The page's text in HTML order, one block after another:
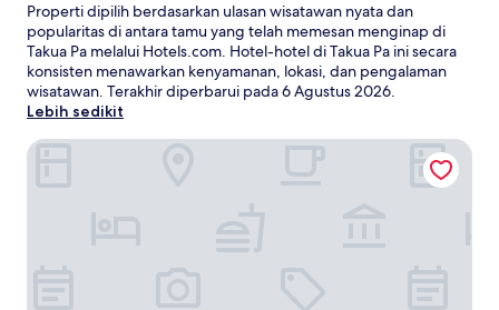
Properti dipilih berdasarkan ulasan wisatawan nyata dan
popularitas di antara tamu yang telah memesan menginap di
Takua Pa melalui Hotels.com. Hotel-hotel di Takua Pa ini secara
konsisten menawarkan kenyamanan, lokasi, dan pengalaman
wisatawan. Terakhir diperbarui pada6 Agustus 2026.
Lebih sedikit
OUTRIGGER Khao Lak Beach Resort